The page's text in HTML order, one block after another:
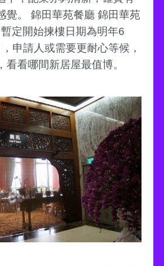
覺。 錦田華苑餐廳 錦田華苑
定開始揀樓日期為明年6
申請人或需要更耐心等候，
看看哪間新居屋最值博。